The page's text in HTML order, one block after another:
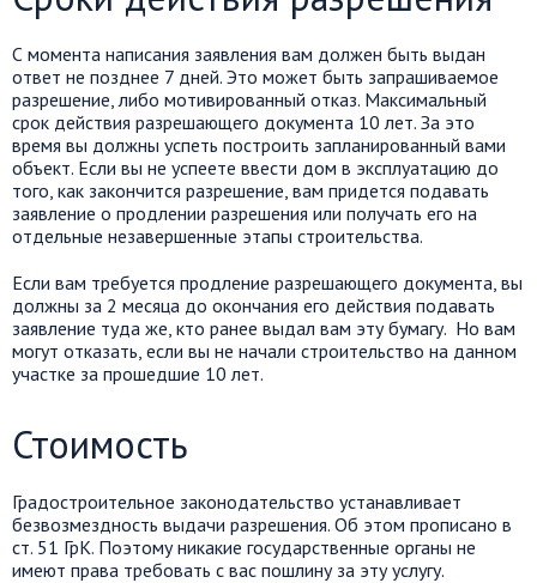
С момента написания заявления вам должен быть выдан
ответ не позднее 7 дней. Это может быть запрашиваемое
разрешение, либо мотивированный отказ. Максимальный
срок действия разрешающего документа 10 лет. За это
время вы должны успеть построить запланированный вами
объект. Если вы не успеете ввести дом в эксплуатацию до
того, как закончится разрешение, вам придется подавать
заявление о продлении разрешения или получать его на
отдельные незавершенные этапы строительства.
Если вам требуется продление разрешающего документа, вы
должны за 2 месяца до окончания его действия подавать
заявление туда же, кто ранее выдал вам эту бумагу. Но вам
могут отказать, если вы не начали строительство на данном
участке за прошедшие 10 лет.
Стоимость
Градостроительное законодательство устанавливает
безвозмездность выдачи разрешения. Об этом прописано в
ст. 51 ГрК. Поэтому никакие государственные органы не
имеют права требовать с вас пошлину за эту услугу.